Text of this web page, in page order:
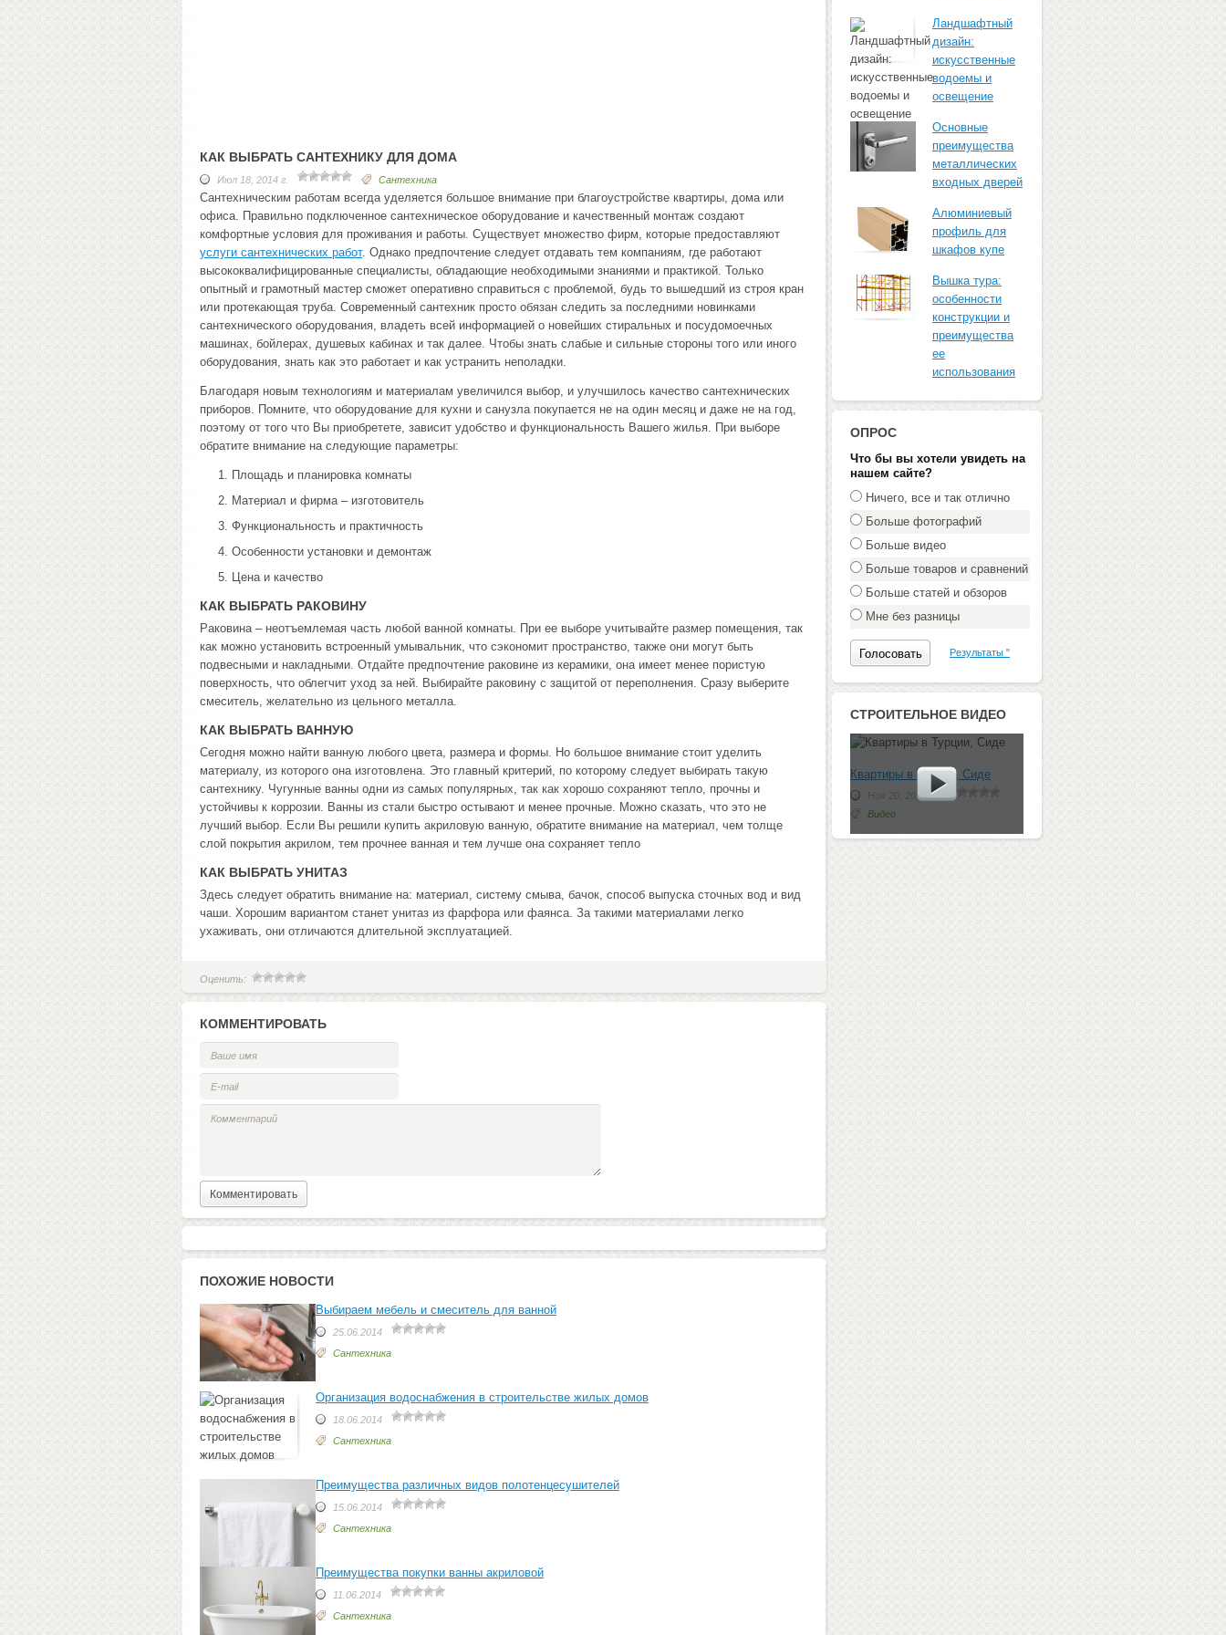
КАК ВЫБРАТЬ САНТЕХНИКУ ДЛЯ ДОМА
Июл 18, 2014 г. Сантехника
Сантехническим работам всегда уделяется большое внимание при благоустройстве квартиры, дома или
офиса. Правильно подключенное сантехническое оборудование и качественный монтаж создают
комфортные условия для проживания и работы. Существует множество фирм, которые предоставляют
услуги сантехнических работ. Однако предпочтение следует отдавать тем компаниям, где работают
высококвалифицированные специалисты, обладающие необходимыми знаниями и практикой. Только
опытный и грамотный мастер сможет оперативно справиться с проблемой, будь то вышедший из строя кран
или протекающая труба. Современный сантехник просто обязан следить за последними новинками
сантехнического оборудования, владеть всей информацией о новейших стиральных и посудомоечных
машинах, бойлерах, душевых кабинах и так далее. Чтобы знать слабые и сильные стороны того или иного
оборудования, знать как это работает и как устранить неполадки.
Благодаря новым технологиям и материалам увеличился выбор, и улучшилось качество сантехнических
приборов. Помните, что оборудование для кухни и санузла покупается не на один месяц и даже не на год,
поэтому от того что Вы приобретете, зависит удобство и функциональность Вашего жилья. При выборе
обратите внимание на следующие параметры:
Площадь и планировка комнаты
Материал и фирма – изготовитель
Функциональность и практичность
Особенности установки и демонтаж
Цена и качество
КАК ВЫБРАТЬ РАКОВИНУ
Раковина – неотъемлемая часть любой ванной комнаты. При ее выборе учитывайте размер помещения, так
как можно установить встроенный умывальник, что сэкономит пространство, также они могут быть
подвесными и накладными. Отдайте предпочтение раковине из керамики, она имеет менее пористую
поверхность, что облегчит уход за ней. Выбирайте раковину с защитой от переполнения. Сразу выберите
смеситель, желательно из цельного металла.
КАК ВЫБРАТЬ ВАННУЮ
Сегодня можно найти ванную любого цвета, размера и формы. Но большое внимание стоит уделить
материалу, из которого она изготовлена. Это главный критерий, по которому следует выбирать такую
сантехнику. Чугунные ванны одни из самых популярных, так как хорошо сохраняют тепло, прочны и
устойчивы к коррозии. Ванны из стали быстро остывают и менее прочные. Можно сказать, что это не
лучший выбор. Если Вы решили купить акриловую ванную, обратите внимание на материал, чем толще
слой покрытия акрилом, тем прочнее ванная и тем лучше она сохраняет тепло
КАК ВЫБРАТЬ УНИТАЗ
Здесь следует обратить внимание на: материал, систему смыва, бачок, способ выпуска сточных вод и вид
чаши. Хорошим вариантом станет унитаз из фарфора или фаянса. За такими материалами легко
ухаживать, они отличаются длительной эксплуатацией.
Оценить:
КОММЕНТИРОВАТЬ
ПОХОЖИЕ НОВОСТИ
Выбираем мебель и смеситель для ванной
25.06.2014
Сантехника
Организация водоснабжения в строительстве жилых домов
18.06.2014
Сантехника
Преимущества различных видов полотенцесушителей
15.06.2014
Сантехника
Преимущества покупки ванны акриловой
11.06.2014
Сантехника
Ландшафтный
дизайн:
искусственные
водоемы и
освещение
Основные
преимущества
металлических
входных дверей
Алюминиевый
профиль для
шкафов купе
Вышка тура:
особенности
конструкции и
преимущества
ее
использования
ОПРОС
Что бы вы хотели увидеть на
нашем сайте?
Ничего, все и так отлично
Больше фотографий
Больше видео
Больше товаров и сравнений
Больше статей и обзоров
Мне без разницы
Результаты "
СТРОИТЕЛЬНОЕ ВИДЕО
Квартиры в Турции, Сиде
Ноя 20, 2012 г.
Видео